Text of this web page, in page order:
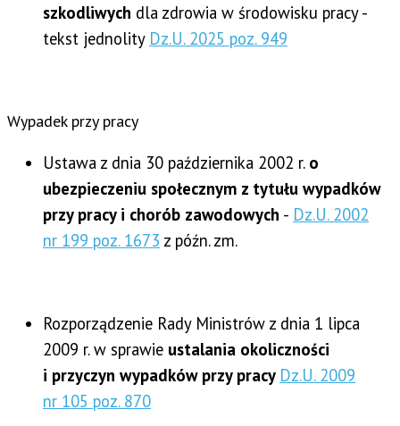
szkodliwych dla zdrowia w środowisku pracy -
tekst jednolity Dz.U. 2025 poz. 949
Wypadek przy pracy
Ustawa z dnia 30 października 2002 r. o
ubezpieczeniu społecznym z tytułu wypadków
przy pracy i chorób zawodowych - Dz.U. 2002
nr 199 poz. 1673 z późn. zm.
Rozporządzenie Rady Ministrów z dnia 1 lipca
2009 r. w sprawie ustalania okoliczności
i przyczyn wypadków przy pracy Dz.U. 2009
nr 105 poz. 870